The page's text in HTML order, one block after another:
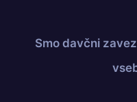
Smo davčni